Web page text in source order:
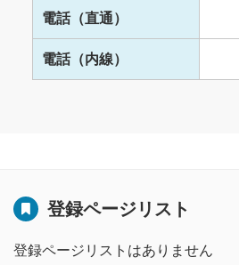
電話（直通）
電話（内線）
登録ページリスト
登録ページリストはありません